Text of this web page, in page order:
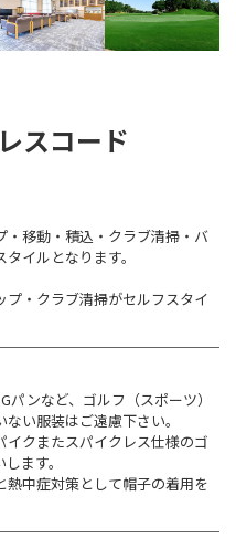
スコード
動・積込・クラブ清掃・バ
イルとなります。
・クラブ清掃がセルフスタイ
パンなど、ゴルフ（スポーツ）
い服装はご遠慮下さい。
イクまたスパイクレス仕様のゴ
ます。
熱中症対策として帽子の着用を